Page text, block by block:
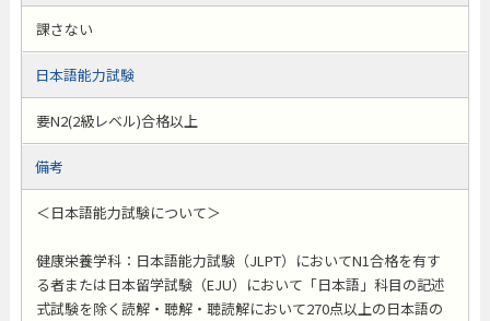
課さない
日本語能力試験
要N2(2級レベル)合格以上
備考
＜日本語能力試験について＞
健康栄養学科：日本語能力試験（JLPT）においてN1合格を有す
る者または日本留学試験（EJU）において「日本語」科目の記述
式試験を除く読解・聴解・聴読解において270点以上の日本語の